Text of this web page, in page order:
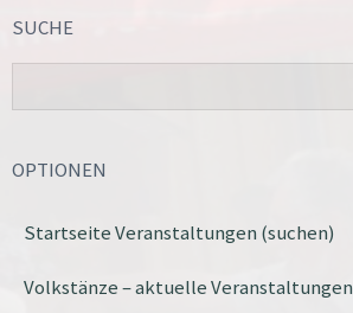
SUCHE
OPTIONEN
Startseite Veranstaltungen (suchen)
Volkstänze – aktuelle Veranstaltungen